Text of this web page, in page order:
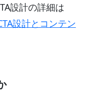
設計の詳細は
設計とコンテン